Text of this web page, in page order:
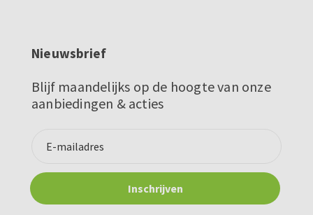
Nieuwsbrief
Blijf maandelijks op de hoogte van onze
aanbiedingen & acties